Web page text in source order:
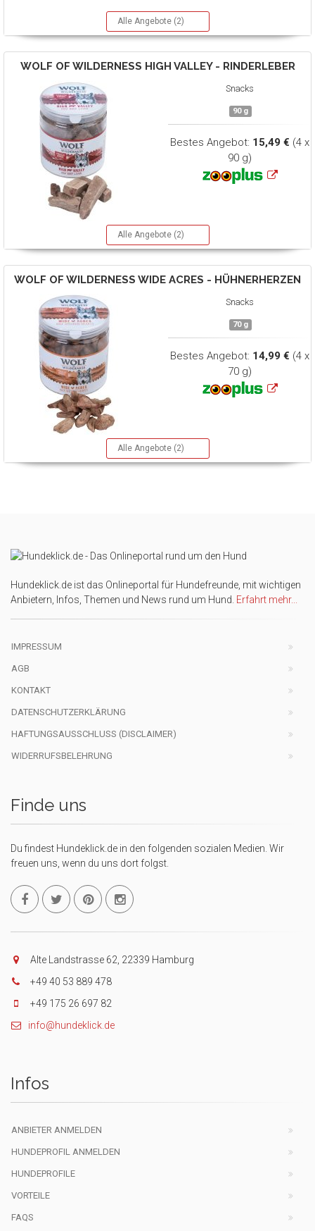
Alle Angebote (2)
WOLF OF WILDERNESS HIGH VALLEY - RINDERLEBER
Snacks
90 g
Bestes Angebot: 15,49 € (4 x
90 g)
Alle Angebote (2)
WOLF OF WILDERNESS WIDE ACRES - HÜHNERHERZEN
Snacks
70 g
Bestes Angebot: 14,99 € (4 x
70 g)
Alle Angebote (2)
Hundeklick.de ist das Onlineportal für Hundefreunde, mit wichtigen
Anbietern, Infos, Themen und News rund um Hund. Erfahrt mehr...
IMPRESSUM
AGB
KONTAKT
DATENSCHUTZERKLÄRUNG
HAFTUNGSAUSSCHLUSS (DISCLAIMER)
WIDERRUFSBELEHRUNG
Finde uns
Du findest Hundeklick.de in den folgenden sozialen Medien. Wir
freuen uns, wenn du uns dort folgst.
Alte Landstrasse 62, 22339 Hamburg
+49 40 53 889 478
+49 175 26 697 82
info@hundeklick.de
Infos
ANBIETER ANMELDEN
HUNDEPROFIL ANMELDEN
HUNDEPROFILE
VORTEILE
FAQS